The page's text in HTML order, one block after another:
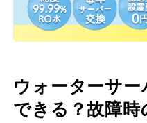
ウォーターサ
できる？故障時